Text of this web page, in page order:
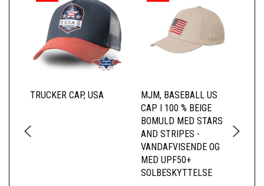
TRUCKER CAP, USA
MJM, BASEBALL US
CAP I 100 % BEIGE
BOMULD MED STARS
AND STRIPES -
VANDAFVISENDE OG
MED UPF50+
SOLBESKYTTELSE